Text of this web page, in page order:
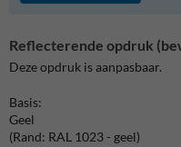
Reflecterende opdruk
Deze opdruk is aanpasbaar.
Basis:
Geel
(Rand: RAL 1023 - geel)